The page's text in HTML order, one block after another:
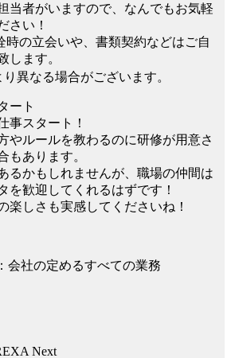
当者がいますので、なんでもお気軽
さい！
時の立会いや、書類契約などはご自
します。
異なる場合がございます。
ート
事スタート！
やルールを教わるのに研修が用意さ
もあります。
るかもしれませんが、職場の仲間は
を歓迎してくれるはずです！
楽しさも実感してくださいね！
会社の定めるすべての業務